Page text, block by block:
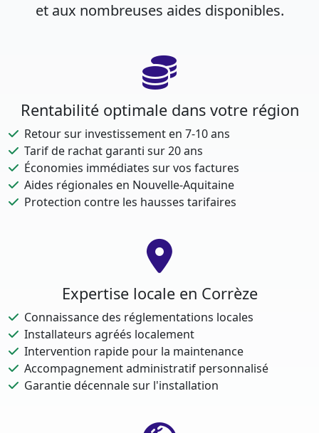
et aux nombreuses aides disponibles.
Rentabilité optimale dans votre région
Retour sur investissement en 7-10 ans
Tarif de rachat garanti sur 20 ans
Économies immédiates sur vos factures
Aides régionales en Nouvelle-Aquitaine
Protection contre les hausses tarifaires
Expertise locale en Corrèze
Connaissance des réglementations locales
Installateurs agréés localement
Intervention rapide pour la maintenance
Accompagnement administratif personnalisé
Garantie décennale sur l'installation